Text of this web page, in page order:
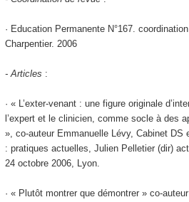
· Education Permanente N°167.
Charpentier. 2006
- Articles :
· « L’exter-venant : une figure originale
l’expert et le clinicien, comme socle à des
», co-auteur Emmanuelle Lévy, Cabinet DS
: pratiques actuelles, Julien Pelletier (dir)
24 octobre 2006, Lyon.
· « Plutôt montrer que démontrer » co-